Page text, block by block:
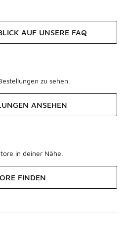
AUF UNSERE FAQ
zu sehen.
ANSEHEN
in deiner Nähe.
FINDEN